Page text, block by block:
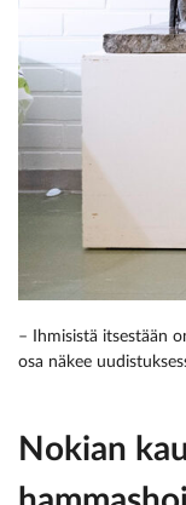
– Ihmisistä itsestään
osa näkee
Nokian